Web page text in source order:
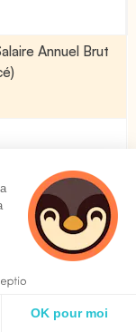
Annuel Brut
Annuel Brut
OK pour moi